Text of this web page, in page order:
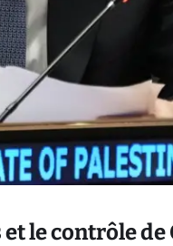
le contrôle